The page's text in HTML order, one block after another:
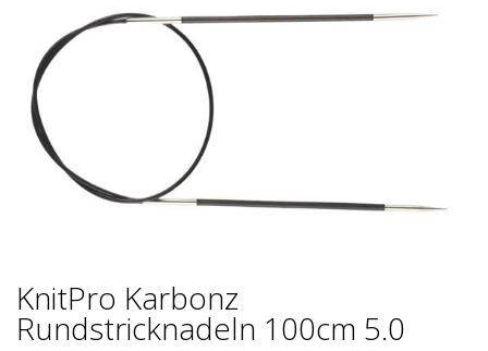
KnitPro Karbonz
Rundstricknadeln 100cm 5.0